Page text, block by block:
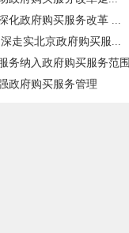
化政府购买服务改革 ...
走实北京政府购买服...
务纳入政府购买服务范围
政府购买服务管理